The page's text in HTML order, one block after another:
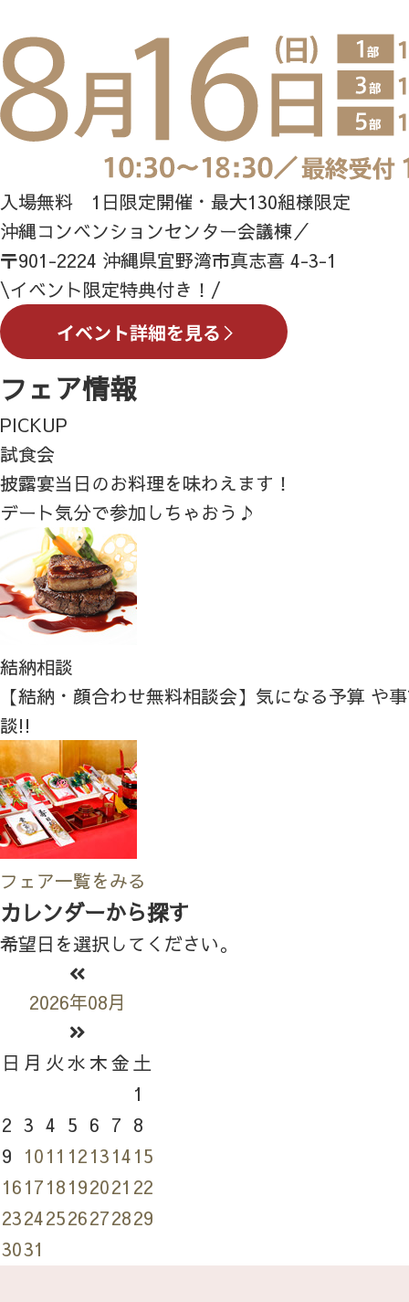
入場無料 1日限定開催・最大130組様限定
沖縄コンベンションセンター会議棟／
〒901-2224 沖縄県宜野湾市真志喜 4-3-1
\イベント限定特典付き！/
フェア情報
PICKUP
試食会
披露宴当日のお料理を味わえます！
デート気分で参加しちゃおう♪
結納相談
【結納・顔合わせ無料相談会】気になる予算 や
談!!
フェア一覧をみる
カレンダーから探す
希望日を選択してください。
2026年08月
日 月 火水 木金 土
1
2 3 4 5 6 7 8
9 1011 12131415
161718192021 22
23242526272829
3031